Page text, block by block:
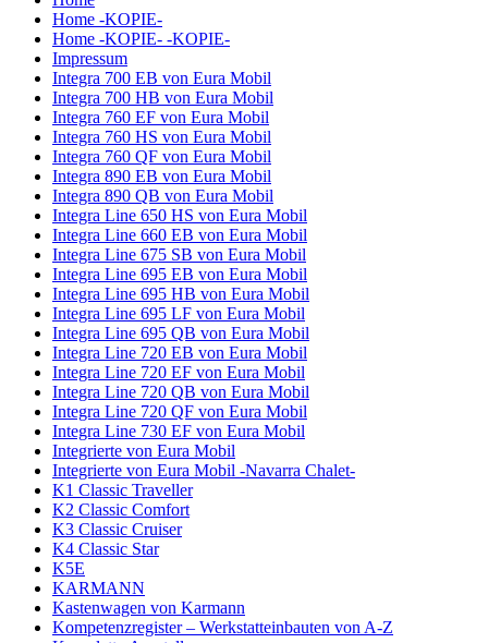
Home -KOPIE-
Home -KOPIE- -KOPIE-
Impressum
Integra 700 EB von Eura Mobil
Integra 700 HB von Eura Mobil
Integra 760 EF von Eura Mobil
Integra 760 HS von Eura Mobil
Integra 760 QF von Eura Mobil
Integra 890 EB von Eura Mobil
Integra 890 QB von Eura Mobil
Integra Line 650 HS von Eura Mobil
Integra Line 660 EB von Eura Mobil
Integra Line 675 SB von Eura Mobil
Integra Line 695 EB von Eura Mobil
Integra Line 695 HB von Eura Mobil
Integra Line 695 LF von Eura Mobil
Integra Line 695 QB von Eura Mobil
Integra Line 720 EB von Eura Mobil
Integra Line 720 EF von Eura Mobil
Integra Line 720 QB von Eura Mobil
Integra Line 720 QF von Eura Mobil
Integra Line 730 EF von Eura Mobil
Integrierte von Eura Mobil
Integrierte von Eura Mobil -Navarra Chalet-
K1 Classic Traveller
K2 Classic Comfort
K3 Classic Cruiser
K4 Classic Star
K5E
KARMANN
Kastenwagen von Karmann
Kompetenzregister – Werkstatteinbauten von A-Z